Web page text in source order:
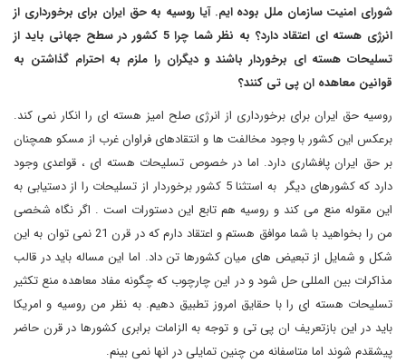
شورای امنیت سازمان ملل بوده ایم. آیا روسیه به حق ایران برای برخورداری از
انرژی هسته ای اعتقاد دارد؟ به نظر شما چرا 5 کشور در سطح جهانی باید از
تسلیحات هسته ای برخوردار باشند و دیگران را ملزم به احترام گذاشتن به
قوانین معاهده ان پی تی کنند؟
روسیه حق ایران برای برخورداری از انرژی صلح امیز هسته ای را انکار نمی کند.
برعکس این کشور با وجود مخالفت ها و انتقادهای فراوان غرب از مسکو همچنان
بر حق ایران پافشاری دارد. اما در خصوص تسلیحات هسته ای ، قواعدی وجود
دارد که کشورهای دیگر به استثنا 5 کشور برخوردار از تسلیحات را از دستیابی به
این مقوله منع می کند و روسیه هم تابع این دستورات است . اگر نگاه شخصی
من را بخواهید با شما موافق هستم و اعتقاد دارم که در قرن 21 نمی توان به این
شکل و شمایل از تبعیض های میان کشورها تن داد. اما این مساله باید در قالب
مذاکرات بین المللی حل شود و در این چارچوب که چگونه مفاد معاهده منع تکثیر
تسلیحات هسته ای را با حقایق امروز تطبیق دهیم. به نظر من روسیه و امریکا
باید در این بازتعریف ان پی تی و توجه به الزامات برابری کشورها در قرن حاضر
پیشقدم شوند اما متاسفانه من چنین تمایلی در انها نمی بینم.